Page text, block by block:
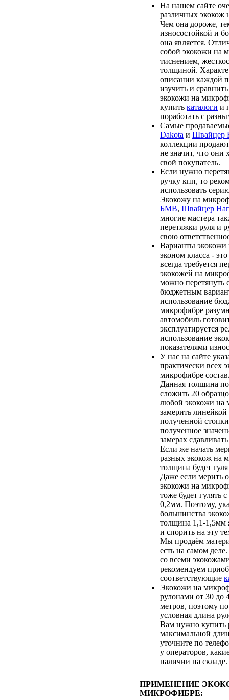
На нашем сайте
различных экокож
Чем она дороже,
износостойкой и
она является.
собой экокожи на
тиснением,
толщиной.
описании каждой
изучить и
экокожи на
купить каталоги и
поработать с
Самые
Dakota и Швайцер
коллекции
не значит, что
свой покупатель.
Если нужно
ручку кпп, то
использовать
Экокожу на
БМВ, Швайцер
многие мастера
перетяжки руля и
свою
Варианты
эконом класса - это
всегда требуется
экокожей на
можно перетянуть
бюджетным
использование
микрофибре
автомобиль
эксплуатируется
использование
показателями
У нас на сайте
практически всех
микрофибре
Данная толщина
сложить 20
любой экокожи на
замерить
полученной
полученное
замерах
Если же начать
разных экокож на
толщина будет
Даже если мерить
экокожи на
тоже будет гулять
0,2мм. Поэтому,
большинства
толщина 1,1-1,5мм
и спорить на эту
Мы продаём
есть на самом
со всеми
рекомендуем
соответствующие
Экокожи на
рулонами от 30 до
метров, поэтому
условная длина
Вам нужно купить
максимальной
уточните по
у операторов,
наличии на складе.
ПРИМЕНЕНИЕ
МИКРОФИБРЕ: